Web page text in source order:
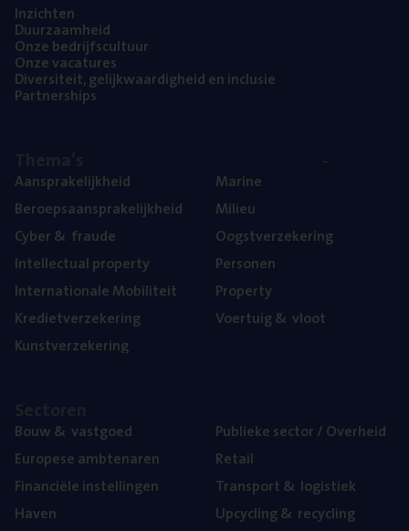
Inzich­ten
Duur­zaam­heid
Onze bedrijfs­cul­tuur
Onze vaca­tu­res
Diver­si­teit, gelijk­waar­dig­heid en inclusie
Part­ner­ships
Aan­spra­ke­lijk­heid
Beroeps­aan­spra­ke­lijk­heid
Cyber& fraude
Intel­lec­tu­al property
Inter­na­ti­o­na­le Mobiliteit
Kre­diet­ver­ze­ke­ring
Kunst­ver­ze­ke­ring
Mari­ne
Mili­eu
Oogst­ver­ze­ke­ring
Per­so­nen
Pro­per­ty
Voer­tuig& vloot
Bouw& vastgoed
Euro­pe­se ambtenaren
Finan­ci­ë­le instellingen
Haven
Publie­ke sec­tor / Overheid
Retail
Trans­port& logistiek
Upcy­cling& recycling